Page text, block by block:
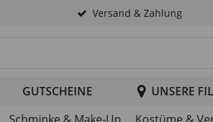
Versand & Zahlung
GUTSCHEINE
UNSERE